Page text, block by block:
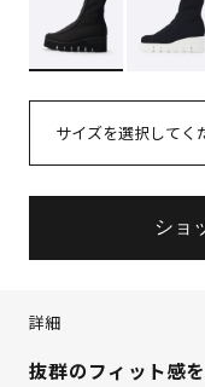
サイズを選択してく
ショ
詳細
抜群のフィット感